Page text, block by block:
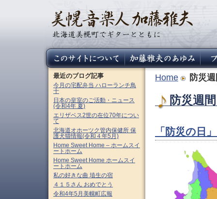
Home 防災
防災週
「防災の日
最近のブログ記事
今月の宅配弁当 ハローランチ鳥
十
日本の皇室のご活動・ニュース
(令和4年 夏)
エリザベス2世の在位70年につい
て
北海道オホーツク管内保健所 保
護犬猫情報(令和４年5月)
Home Sweet Home – ホームスイ
ートホーム
Home Sweet Home ホームスイ
ートホーム
私の好きな曲 埴生の宿
４１５さん おめでとう
令和4年5月美幌町広報